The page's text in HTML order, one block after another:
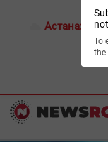
To
the
Астана: 19°C